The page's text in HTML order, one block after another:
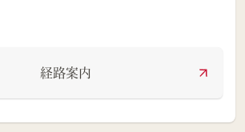
経路案内